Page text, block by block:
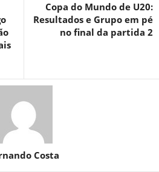
Copa do Mundo de U20:
Resultados e Grupo em pé
no final da partida 2
Costa